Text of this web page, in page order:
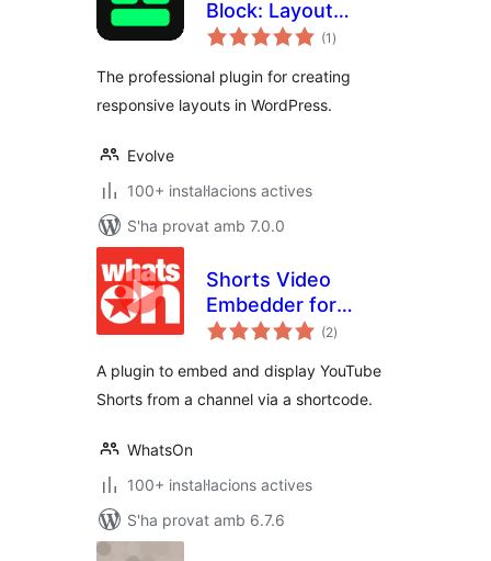
Block: Layout
builder
(1 puntuacions
totals
)
The professional plugin for creating
responsive layouts in WordPress.
Evolve
100+ instal·lacions actives
S'ha provat amb 7.0.0
Shorts Video
Embedder for
YouTube
(2puntuacions
totals
)
A plugin to embed and display YouTube
Shorts from a channel via a shortcode.
WhatsOn
100+ instal·lacions actives
S'ha provat amb 6.7.6